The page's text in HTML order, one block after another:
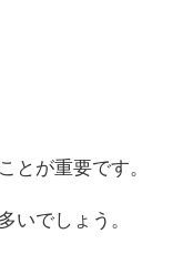
とが重要です。
いでしょう。